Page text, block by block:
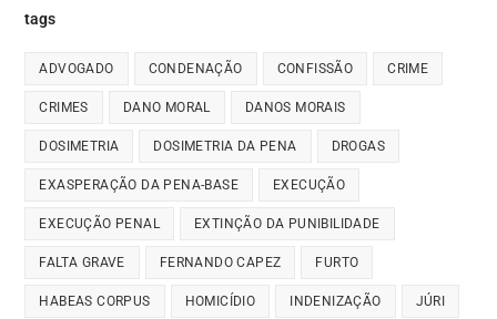
tags
ADVOGADO CONDENAÇÃO CONFISSÃO CRIME
CRIMES DANO MORAL DANOS MORAIS
DOSIMETRIA DOSIMETRIA DA PENA DROGAS
EXASPERAÇÃO DA PENA-BASE EXECUÇÃO
EXECUÇÃO PENAL EXTINÇÃO DA PUNIBILIDADE
FALTA GRAVE FERNANDO CAPEZ FURTO
HABEAS CORPUS HOMICÍDIO INDENIZAÇÃO JÚRI